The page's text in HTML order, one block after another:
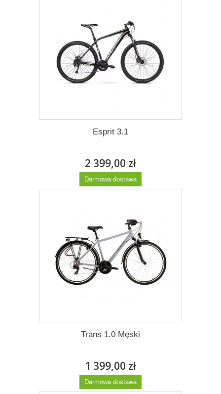
Esprit 3.1
2 399,00 zł
Darmowa dostawa
Trans 1.0 Męski
1 399,00 zł
Darmowa dostawa